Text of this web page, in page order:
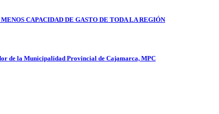
CAPACIDAD DE GASTO DE TODA LA REGIÓN
de la Municipalidad Provincial de Cajamarca, MPC